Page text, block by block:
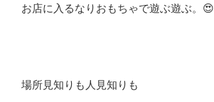
お店に入るなりおもちゃで遊ぶ遊ぶ。😍
場所見知りも人見知りも